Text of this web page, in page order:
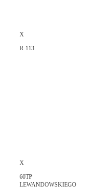
X
R-113
X
60TP
LEWANDOWSKIEGO